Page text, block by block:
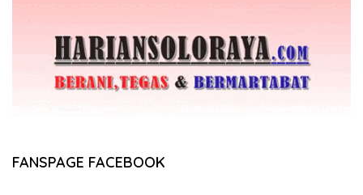
FANSPAGE FACEBOOK